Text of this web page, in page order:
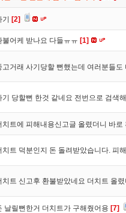
[2]
불어케 받나요 다들ㅠㅠ [1]
고거래 사기당할 뻔했는데 여러분들도
기 당할뻔 한것 같네요 전번으로 검색
치트에 피해내용신고글 올렸더니 바로
치트 덕분인지 돈 돌려받았습니다. 피
치트 신고후 환불받았네요 더치트 올
날릴뻔한거 더치트가 구해줬어용 [7]